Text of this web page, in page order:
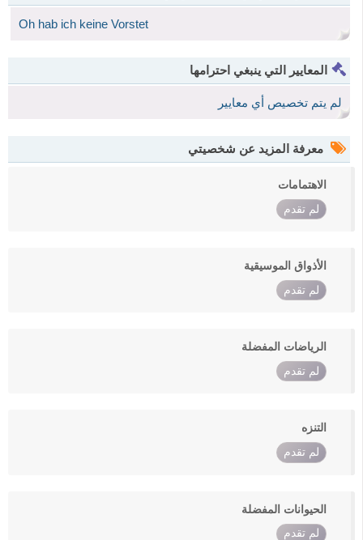
Oh hab ich keine Vorstet
المعايير التي ينبغي احترامها
لم يتم تخصيص أي معايير
معرفة المزيد عن شخصيتي
الاهتمامات
لم تقدم
الأذواق الموسيقية
لم تقدم
الرياضات المفضلة
لم تقدم
التنزه
لم تقدم
الحيوانات المفضلة
لم تقدم